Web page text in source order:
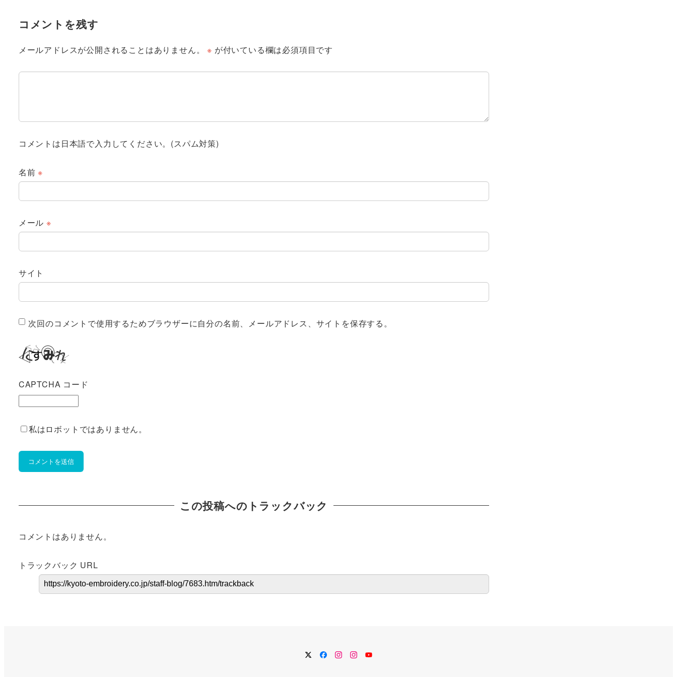
コメントを残す
メールアドレスが公開されることはありません。 ※ が付いている欄は必須項目です
コメントは日本語で入力してください。(スパム対策)
名前※
メール ※
サイト
次回のコメントで使用するためブラウザーに自分の名前、メールアドレス、サイトを保存する。
CAPTCHA コード
私はロボットではありません。
この投稿へのトラックバック
コメントはありません。
トラックバック URL
TwitterFacebook
Instagram
Instagram
YouTube